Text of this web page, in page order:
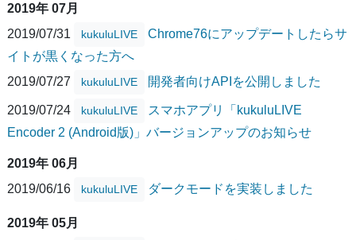
2019年 07月
2019/07/31
kukuluLIVE
Chrome76にアップデートしたらサ
イトが黒くなった方へ
2019/07/27
kukuluLIVE 開発者向けAPIを公開しました
2019/07/24 kukuluLIVE
スマホアプリ「kukuluLIVE
Encoder 2 (Android版)」バージョンアップのお知らせ
2019年 06月
2019/06/16
kukuluLIVE ダークモードを実装しました
2019年 05月